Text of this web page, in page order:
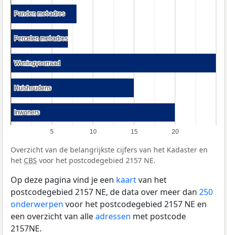
5 10 15 20
Panden met adres
Panden met adres
Percelen met adres
Percelen met adres
Woningvoorraad
Woningvoorraad
Huishoudens
Huishoudens
Inwoners
Inwoners
Overzicht van de belangrijkste cijfers van het Kadaster en
het CBS voor het postcodegebied 2157 NE.
Op deze pagina vind je een kaartvan het
postcodegebied 2157 NE, de data over meer dan 250
onderwerpen voor het postcodegebied 2157 NE en
een overzicht van alleadressen met postcode
2157NE.